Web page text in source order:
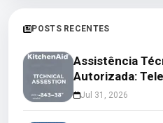
POSTS RECENTES
Assistência
Autorizada:
Jul 31, 2026